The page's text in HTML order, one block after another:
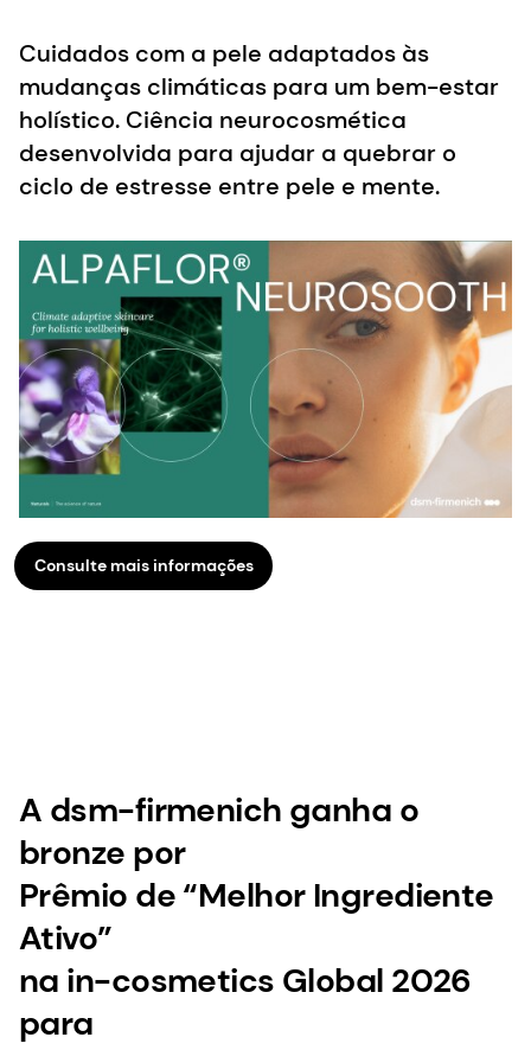
Cuidados com a pele adaptados às
mudanças climáticas para um bem-estar
holístico. Ciência neurocosmética
desenvolvida para ajudar a quebrar o
ciclo de estresse entre pele e mente.
Consulte mais informações
A dsm-firmenich ganha o
bronze por
Prêmio de “Melhor Ingrediente
Ativo”
na in-cosmetics Global 2026
para